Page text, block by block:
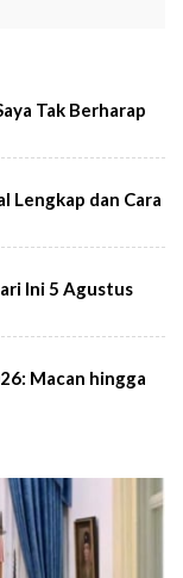
Tak Berharap
Lengkap dan Cara
Ini 5 Agustus
Macan hingga